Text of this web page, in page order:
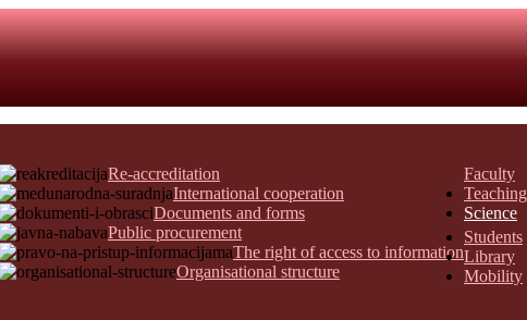
Faculty
Re-accreditation
International cooperation
Documents and forms
Public procurement
The right of access to information
Organisational structure
Teaching
Science
Students
Library
Mobility